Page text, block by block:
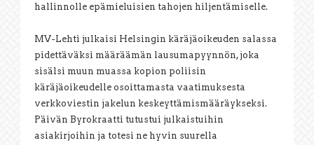
hallinnolle epämieluisien tahojen hiljentämiselle.
MV-Lehti julkaisi Helsingin käräjäoikeuden salassa
pidettäväksi määräämän lausumapyynnön, joka
sisälsi muun muassa kopion poliisin
käräjäoikeudelle osoittamasta vaatimuksesta
verkkoviestin jakelun keskeyttämismääräykseksi.
Päivän Byrokraatti tutustui julkaistuihin
asiakirjoihin ja totesi ne hyvin suurella